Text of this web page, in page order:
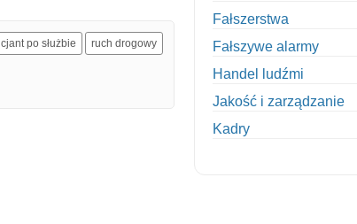
po służbie ruch drogowy
Fałszerstwa
Fałszywe alarmy
Handel ludźmi
Jakość i zarządzanie
Kadry